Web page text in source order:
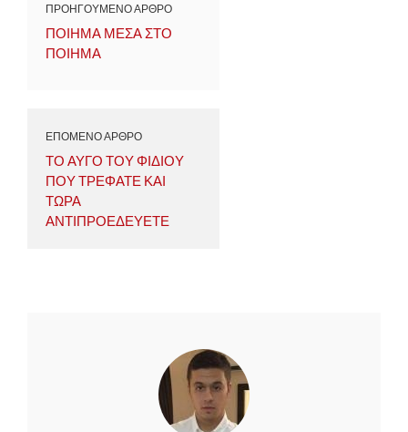
ΠΡΟΗΓΟΥΜΕΝΟ ΑΡΘΡΟ
ΠΟΙΗΜΑ ΜΕΣΑ ΣΤΟ
ΠΟΙΗΜΑ
ΕΠΟΜΕΝΟ ΑΡΘΡΟ
ΤΟ ΑΥΓΟ ΤΟΥ ΦΙΔΙΟΥ
ΠΟΥ ΤΡΕΦΑΤΕ ΚΑΙ
ΤΩΡΑ
ΑΝΤΙΠΡΟΕΔΕΥΕΤΕ